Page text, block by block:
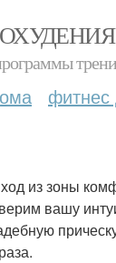
фитнес
из зоны
вашу